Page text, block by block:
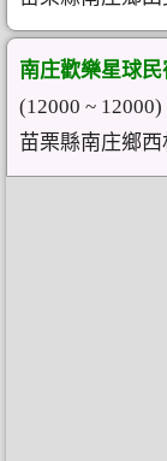
南庄歡樂星球民
(12000 ~
苗栗縣南庄鄉